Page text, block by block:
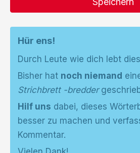
Hür ens!
Durch Leute wie dich lebt
Bisher hat noch niemand
Strichbrett -bredder
Hilf uns dabei, dieses
besser zu machen und
Kommentar.